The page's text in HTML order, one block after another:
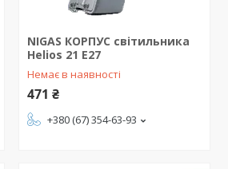
NIGAS КОРПУС світильника
Helios 21 Е27
Немає в наявності
471 ₴
+380 (67) 354-63-93